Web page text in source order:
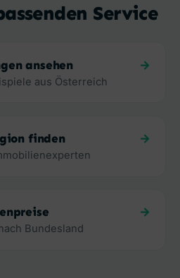
Service
ansehen
aus Österreich
finden
Bundesland